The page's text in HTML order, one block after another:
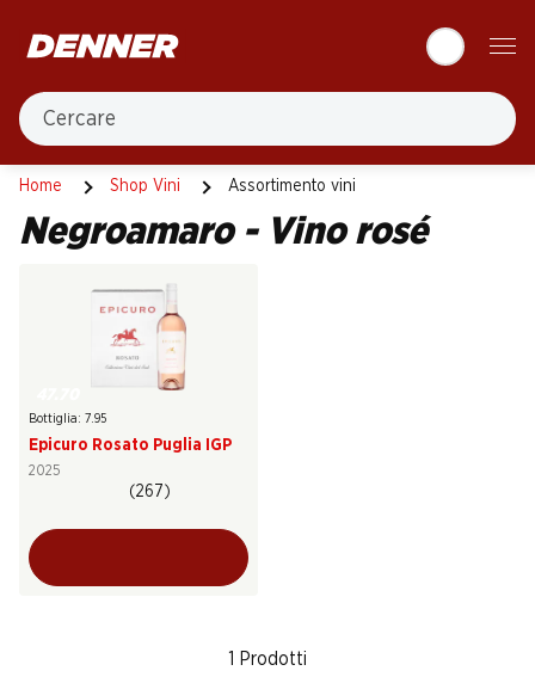
Cercare
Home Shop Vini Assortimento vini
Negroamaro - Vino rosé
Negroamaro
Bottiglia: 7.95
Epicuro Rosato Puglia IGP
2025
(267)
1 Prodotti